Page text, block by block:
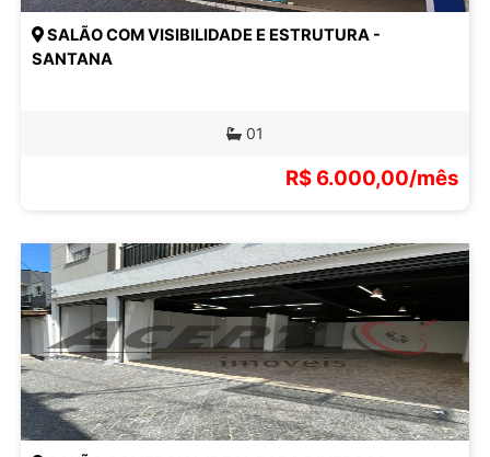
SALÃO COM VISIBILIDADE E ESTRUTURA -
SANTANA
01
R$ 6.000,00/mês